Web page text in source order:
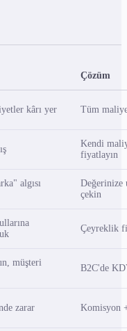
Çözüm
kârı yer Tüm
Kendi
fiyatlayın
algısı
Değerinize
çekin
Çeyreklik
müşteri
B2C'de
zarar Komisyon